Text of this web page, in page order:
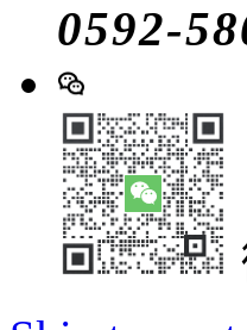
0592-